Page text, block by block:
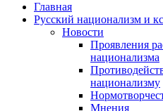
Главная
Русский национализм и
Новости
Проявления
национализма
национализму
Мнения